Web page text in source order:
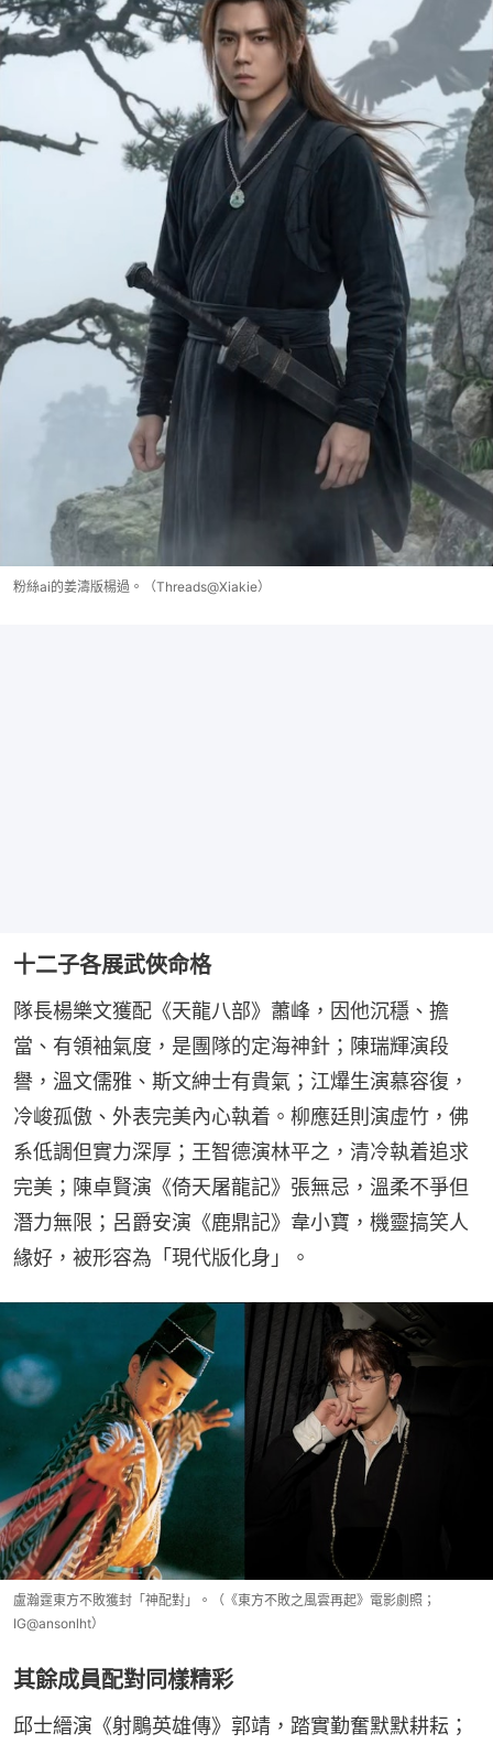
粉絲ai的姜濤版楊過。（Threads@Xiakie）
十二子各展武俠命格
隊長楊樂文獲配《天龍八部》蕭峰，因他沉穩、擔
當、有領袖氣度，是團隊的定海神針；陳瑞輝演段
譽，溫文儒雅、斯文紳士有貴氣；江𤒹生演慕容復，
冷峻孤傲、外表完美內心執着。柳應廷則演虛竹，佛
系低調但實力深厚；王智德演林平之，清冷執着追求
完美；陳卓賢演《倚天屠龍記》張無忌，溫柔不爭但
潛力無限；呂爵安演《鹿鼎記》韋小寶，機靈搞笑人
緣好，被形容為「現代版化身」。
盧瀚霆東方不敗獲封「神配對」。（《東方不敗之風雲再起》電影劇照；
IG@ansonlht）
其餘成員配對同樣精彩
邱士縉演《射鵰英雄傳》郭靖，踏實勤奮默默耕耘；